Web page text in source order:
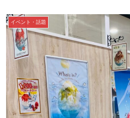
イベント・話題